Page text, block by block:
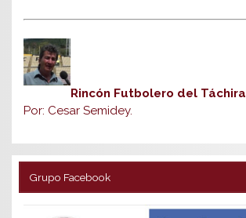
Rincón Futbolero del Táchira
Por: Cesar Semidey.
Grupo Facebook